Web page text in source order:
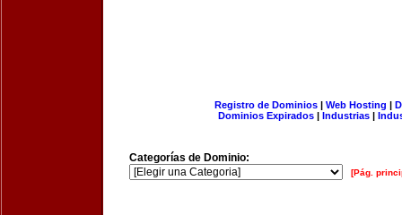
Registro de Dominios| Web Hosting |
Dominios Expirados | Industrias |
Categorías de Dominio:
[Pág.